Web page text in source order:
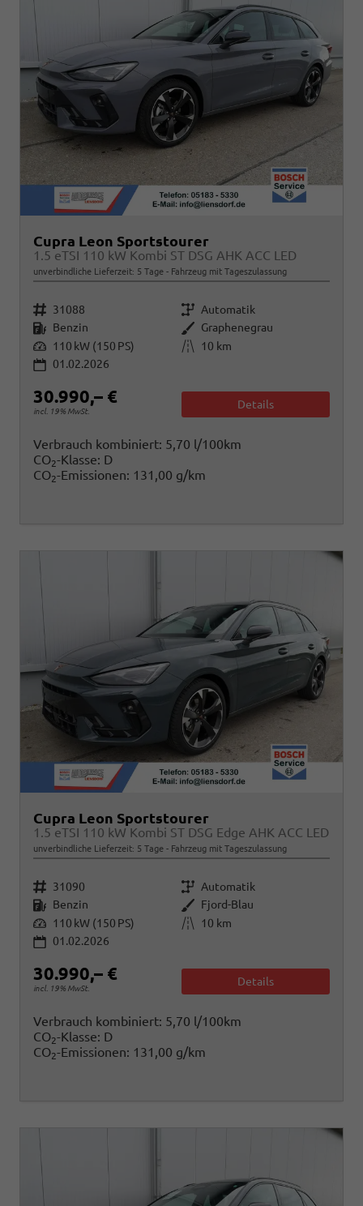
Cupra Leon Sportstourer
1.5 eTSI 110 kW Kombi ST DSG AHK ACC LED
unverbindliche Lieferzeit: 5 Tage Fahrzeug mit Tageszulassung
Fahrzeugnr. 31088 Getriebe Automatik
Kraftstoff Benzin Außenfarbe Graphenegrau
Leistung 110 kW (150 PS) Kilometerstand
10 km
01.02.2026
30.990,– €
incl. 19% MwSt.
Details
Verbrauch kombiniert: 5,70 l/100km
CO2-Klasse: D
CO2-Emissionen: 131,00 g/km
Cupra Leon Sportstourer
1.5 eTSI 110 kW Kombi ST DSG Edge AHK ACC LED
unverbindliche Lieferzeit: 5 Tage Fahrzeug mit Tageszulassung
Fahrzeugnr. 31090 Getriebe Automatik
Kraftstoff Benzin Außenfarbe Fjord-Blau
Leistung 110 kW (150 PS) Kilometerstand
10 km
01.02.2026
30.990,– €
incl. 19% MwSt.
Details
Verbrauch kombiniert: 5,70 l/100km
CO2-Klasse: D
CO2-Emissionen: 131,00 g/km